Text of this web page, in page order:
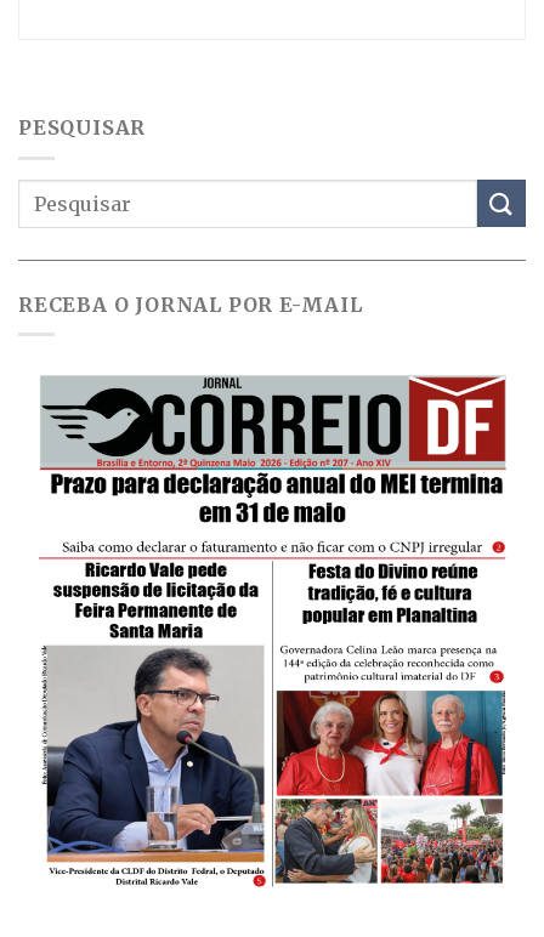
PESQUISAR
RECEBA O JORNAL POR E-MAIL